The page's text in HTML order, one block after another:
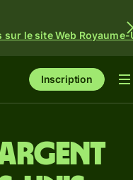
le site Web Royaume-
Inscription